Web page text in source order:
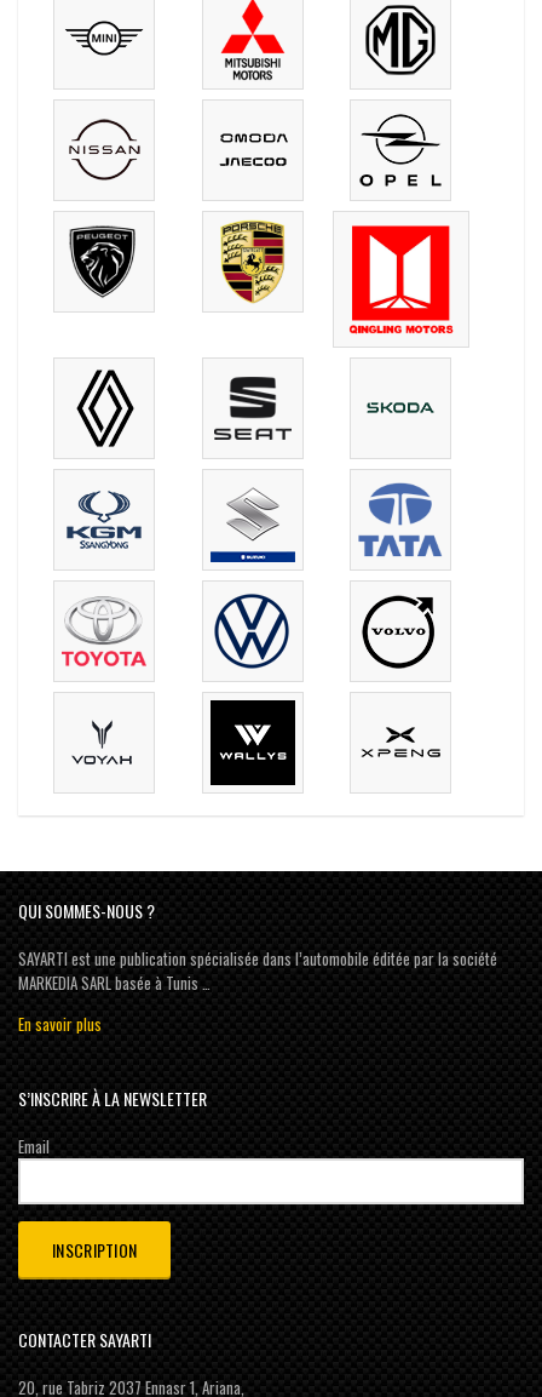
QUI SOMMES-NOUS ?
SAYARTI est une publication spécialisée dans l’automobile éditée par la société
MARKEDIA SARL basée à Tunis …
En savoir plus
S’INSCRIRE À LA NEWSLETTER
Email
CONTACTER SAYARTI
20, rue Tabriz 2037 Ennasr 1, Ariana,